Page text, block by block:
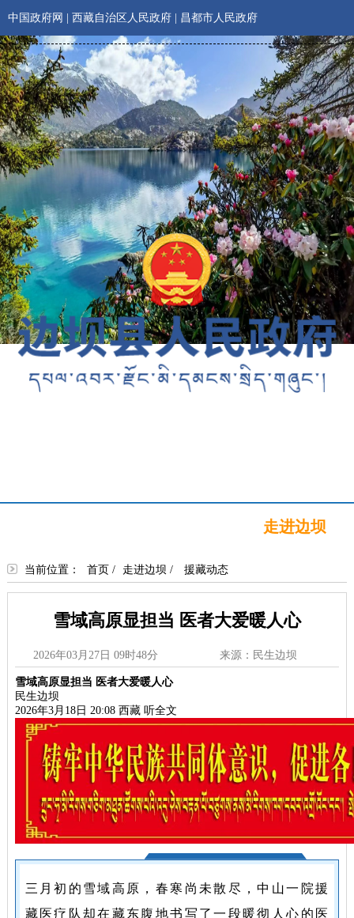
中国政府网 西藏自治区人民政府 昌都市人民政府
走进边坝
当前位置： 首页 / 走进边坝 / 援藏动态
雪域高原显担当 医者大爱暖人心
2026年03月27日 09时48分 来源：民生边坝
雪域高原显担当 医者大爱暖人心
民生边坝
2026年3月18日 20:08 西藏 听全文
三月初的雪域高原，
春寒尚未散尽，中山
三月初的雪域高原，春寒尚未散尽，中山一院援
藏医疗队却在藏东腹地书写了一段暖彻人心的医